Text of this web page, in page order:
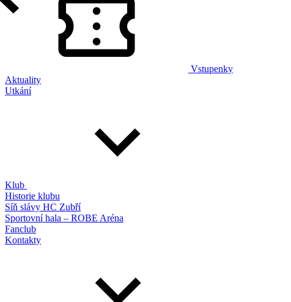
Vstupenky
Aktuality
Utkání
Klub
Historie klubu
Síň slávy HC Zubří
Sportovní hala – ROBE Aréna
Fanclub
Kontakty